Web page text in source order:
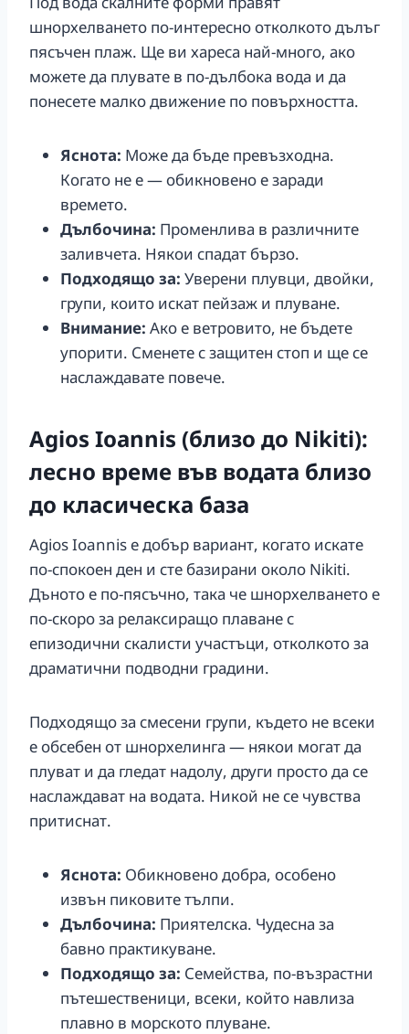
шнорхелването по-интересно отколкото дълъг
пясъчен плаж. Ще ви хареса най-много, ако
можете да плувате в по-дълбока вода и да
понесете малко движение по повърхността.
Яснота: Може да бъде превъзходна.
Когато не е — обикновено е заради
времето.
Дълбочина: Променлива в различните
заливчета. Някои спадат бързо.
Подходящо за: Уверени плувци, двойки,
групи, които искат пейзаж и плуване.
Внимание: Ако е ветровито, не бъдете
упорити. Сменете с защитен стоп и ще се
наслаждавате повече.
Agios Ioannis (близо до Nikiti):
лесно време във водата близо
до класическа база
Agios Ioannis е добър вариант, когато искате
по-спокоен ден и сте базирани около Nikiti.
Дъното е по-пясъчно, така че шнорхелването е
по-скоро за релаксиращо плаване с
епизодични скалисти участъци, отколкото за
драматични подводни градини.
Подходящо за смесени групи, където не всеки
е обсебен от шнорхелинга — някои могат да
плуват и да гледат надолу, други просто да се
наслаждават на водата. Никой не се чувства
притиснат.
Яснота: Обикновено добра, особено
извън пиковите тълпи.
Дълбочина: Приятелска. Чудесна за
бавно практикуване.
Подходящо за: Семейства, по-възрастни
пътешественици, всеки, който навлиза
плавно в морското плуване.